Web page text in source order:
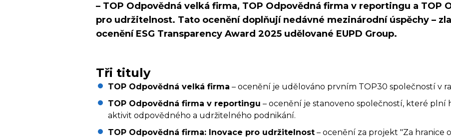
– TOP Odpovědná velká firma, TOP Odpovědná firma v reportingu a TOP
pro udržitelnost. Tato ocenění doplňují nedávné mezinárodní úspěchy –
ocenění ESG Transparency Award 2025 udělované EUPD Group.
Tři tituly
TOP Odpovědná velká firma – ocenění je udělováno prvním TOP30 společností v
TOP Odpovědná firma v reportingu – ocenění je stanoveno společností, které plní
aktivit odpovědného a udržitelného podnikání.
TOP Odpovědná firma: Inovace pro udržitelnost – ocenění za projekt "Za hranice